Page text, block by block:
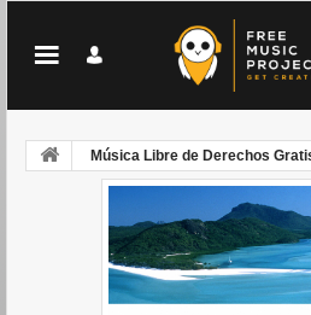
Música Libre de Derechos